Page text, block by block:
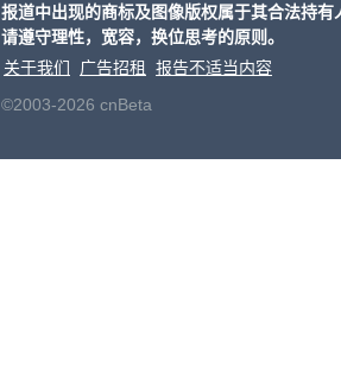
报道中出现的商标及图像版权属于其合法持
请遵守理性，宽容，换位思考的原则。
关于我们
广告招租
报告不适当内容
©2003-2026 cnBeta